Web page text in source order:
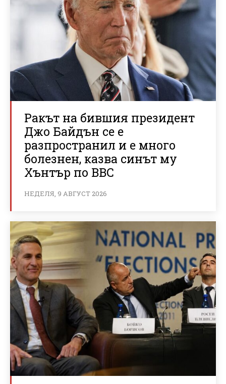
Ракът на бившия президент
Джо Байдън се е
разпространил и е много
болезнен, казва синът му
Хънтър по BBC
НЕДЕЛЯ, 9 АВГУСТ 2026